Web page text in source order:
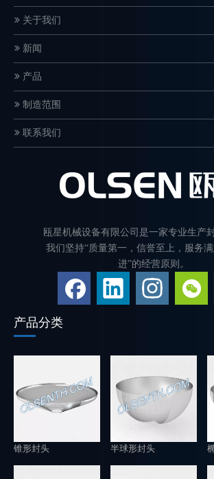
关于我们
新闻
产品
制造范围
联系我们
瓯星机械设备有限公司是一家专业生产
我们坚持“质量第一，信誉至上，服务
进”的经营原则。
产品分类
锥形封头 半球形封头